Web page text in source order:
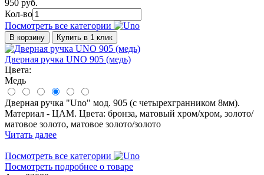
950 руб.
Кол-во
Посмотреть все категории
В корзину Купить в 1 клик
Дверная ручка UNO 905 (медь)
Цвета:
Медь
Дверная ручка "Uno" мод. 905 (с четырехгранником 8мм).
Материал - ЦАМ. Цвета: бронза, матовый хром/хром, золото/
матовое золото, матовое золото/золото
Читать далее
Посмотреть все категории
Посмотреть подробнее о товаре